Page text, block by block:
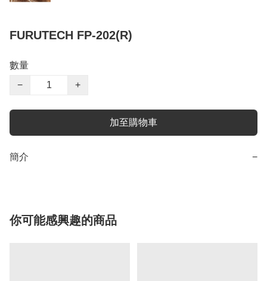
FURUTECH FP-202(R)
數量
−
+
加至購物車
簡介 −
你可能感興趣的商品